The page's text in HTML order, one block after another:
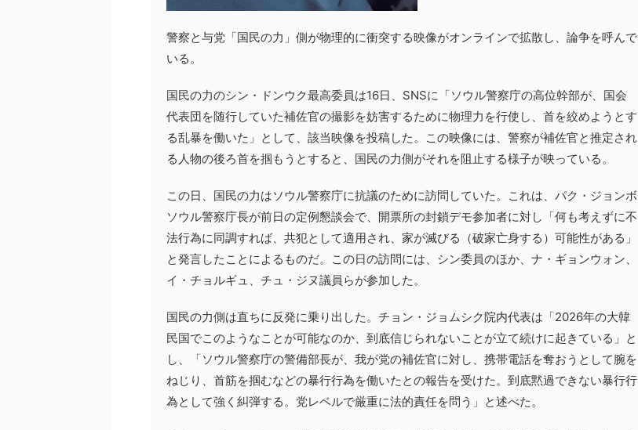
警察と与党「国民の力」側が物理的に衝突する映像がオンラインで拡散し、論争を呼んで
いる。
国民の力のシン・ドンウク最高委員は16日、SNSに「ソウル警察庁の高位幹部が、国会
代表団を随行していた補佐官の撮影を妨害するために物理力を行使し、首を絞めようとす
る乱暴を働いた」として、該当映像を投稿した。この映像には、警察が補佐官と推定され
る人物の後ろ首を掴もうとすると、国民の力側がそれを阻止する様子が映っている。
この日、国民の力はソウル警察庁に抗議のために訪問していた。これは、パク・ジョンボ
ソウル警察庁長が前日の定例懇談会で、開票所の封鎖デモ参加者に対し「何も考えずに不
法行為に同調すれば、共犯として適用され、家が滅びる（破家亡身する）可能性がある」
と発言したことによるものだ。この日の訪問には、シン委員のほか、ナ・ギョンウォン、
イ・チョルギュ、チュ・ジヌ議員らが参加した。
国民の力側は直ちに反発に乗り出した。チョン・ジョムシク院内代表は「2026年の大韓
民国でこのようなことが可能なのか、到底信じられないことが立て続けに起きている」と
し、「ソウル警察庁の警備部長が、我が党の補佐官に対し、携帯電話を奪おうとして腕を
ねじり、首筋を掴むなどの暴行行為を働いたとの報告を受けた。到底黙過できない暴行行
為として強く糾弾する。党レベルで厳重に法的責任を問う」と述べた。